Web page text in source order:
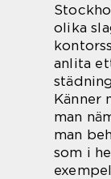
olika
anlita
Känner
man
man
som i